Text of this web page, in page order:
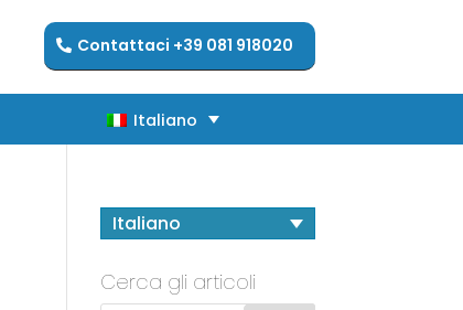
Contattaci +39 081 918020
Italiano
Italiano
Italiano
Cerca gli articoli